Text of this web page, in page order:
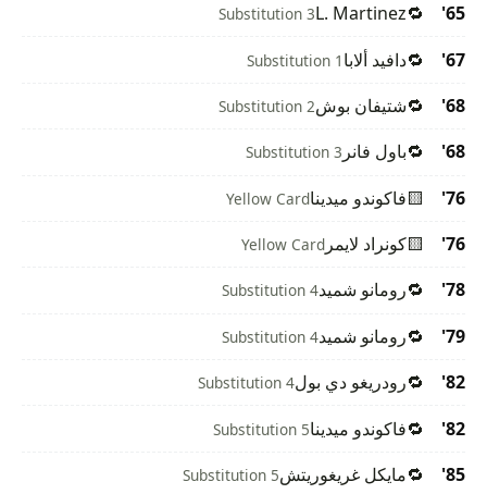
65'
🔁
L. Martinez
Substitution 3
67'
🔁دافيد ألابا Substitution 1
68'
🔁شتيفان بوشSubstitution 2
68'
🔁باول فانر Substitution 3
76'
🟨فاكوندو ميديناYellow Card
76'
🟨كونراد لايمر Yellow Card
78'
🔁رومانو شميدSubstitution 4
79'
🔁رومانو شميدSubstitution 4
82'
🔁رودريغو دي بولSubstitution 4
82'
🔁فاكوندو ميديناSubstitution 5
85'
🔁مايكل غريغوريتشSubstitution 5